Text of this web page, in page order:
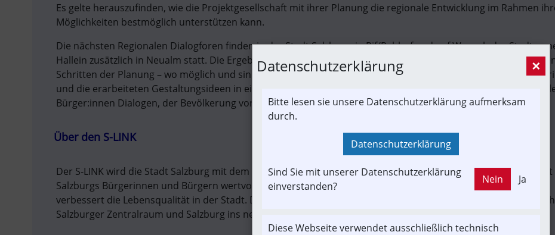
Es gelte herauszufinden, wie die Projektgesellschaft mit ihrer Planung die regionale Entwicklung im Rahmen
Möglichkeiten bestmöglich unterstützen kann.
Die nächsten Regionalen Dialogforen finden in der Stadt Salzburg, in Rif/Rehhof und auf Wunsch der
Hallein zusätzlich in Neualm statt. Die Ergebnisse werden geprüft, bewertet und gegebenenfalls in den
Schritten der Planung – wo möglich und sinnvoll – berücksichtigt. Im Herbst sollen der verfeinerte
und die erarbeiteten Gestaltungsideen in einer weiteren Runde von Ausstellungen, den sogenannten
Bürger:innen Dialogen, der Bevölkerung vorgestellt werden.
Über den S-LINK
Der S-LINK wird die Stadt Salzburg mit dem Umland im Norden und im Süden bis Hallein verbinden. Er schenkt
Salzburgs Bürgerinnen und Bürgern wertvolle Zeit, die sie nicht im täglichen Stau verbringen müssen. Und er
verbessert die Lebensqualität in der Stadt. Der S-LINK wird damit zum Schlüsselprojekt des öffentlichen
Salzburger Zentralraum und Salzburg ins neue Mobilitätszeitalter begleiten.
Datenschutzerklärung ×
Bitte lesen sie unsere Datenschutzerklärung aufmerksam
durch.
Datenschutzerklärung
Sind Sie mit unserer Datenschutzerklärung
einverstanden?
Nein Ja
Diese Webseite verwendet ausschließlich technisch